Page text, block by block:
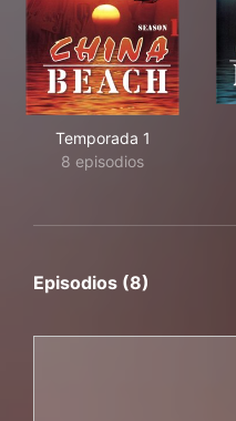
Temporada 1
8 episodios
Episodios (8)